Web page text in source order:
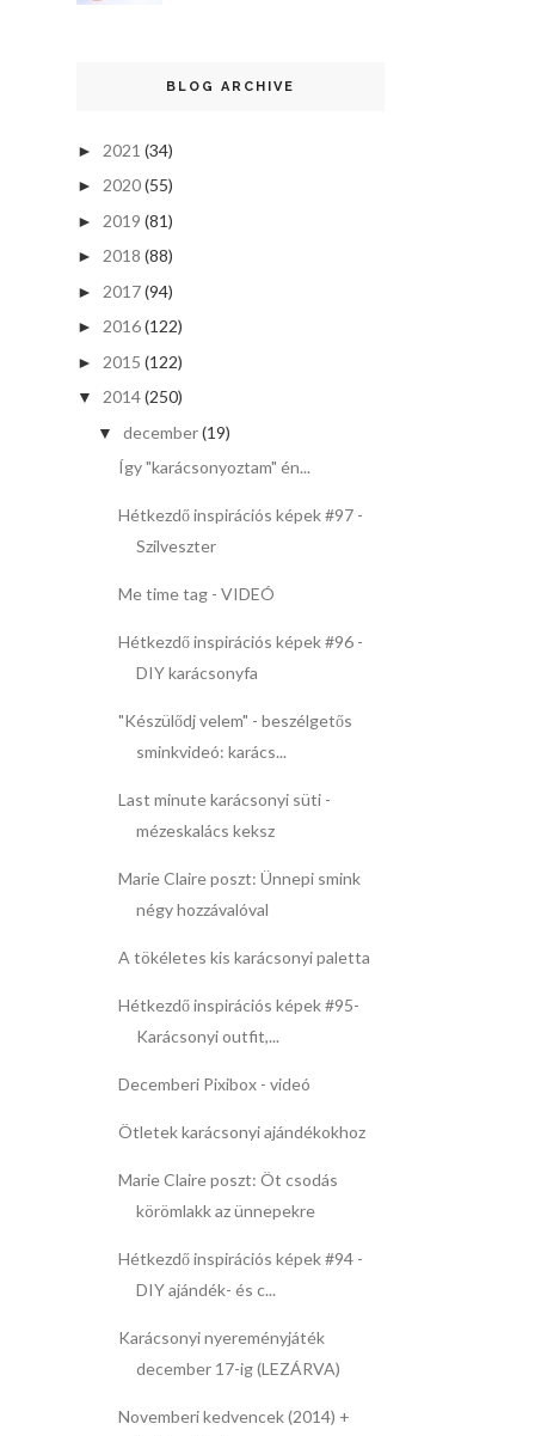
BLOG ARCHIVE
► 2021 (34)
► 2020(55)
► 2019 (81)
► 2018 (88)
► 2017(94)
► 2016(122)
► 2015 (122)
▼ 2014(250)
▼ december(19)
Így "karácsonyoztam" én...
Hétkezdő inspirációs képek #97 -
Szilveszter
Me time tag - VIDEÓ
Hétkezdő inspirációs képek #96 -
DIY karácsonyfa
"Készülődj velem" - beszélgetős
sminkvideó: karács...
Last minute karácsonyi süti -
mézeskalács keksz
Marie Claire poszt: Ünnepi smink
négy hozzávalóval
A tökéletes kis karácsonyi paletta
Hétkezdő inspirációs képek #95-
Karácsonyi outfit,...
Decemberi Pixibox - videó
Ötletek karácsonyi ajándékokhoz
Marie Claire poszt: Öt csodás
körömlakk az ünnepekre
Hétkezdő inspirációs képek #94 -
DIY ajándék- és c...
Karácsonyi nyereményjáték
december 17-ig (LEZÁRVA)
Novemberi kedvencek (2014) +